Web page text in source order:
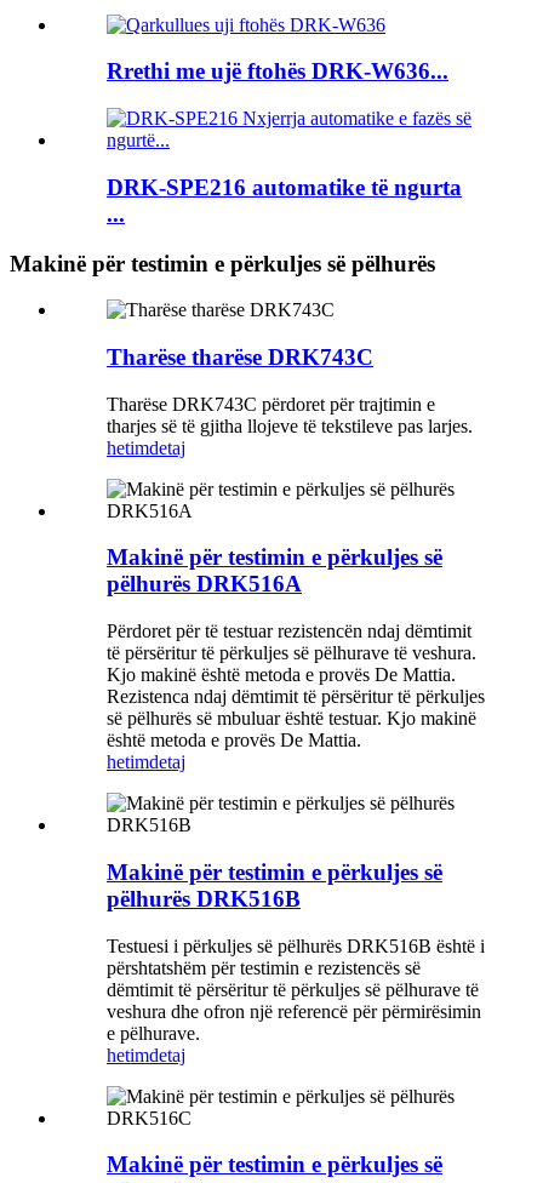
Rrethi me ujë ftohës DRK-W636...
DRK-SPE216 automatike të ngurta
...
Makinë për testimin e përkuljes së pëlhurës
Tharëse tharëse DRK743C
Tharëse DRK743C përdoret për trajtimin e
tharjes së të gjitha llojeve të tekstileve pas larjes.
hetimdetaj
Makinë për testimin e përkuljes së
pëlhurës DRK516A
Përdoret për të testuar rezistencën ndaj dëmtimit
të përsëritur të përkuljes së pëlhurave të veshura.
Kjo makinë është metoda e provës De Mattia.
Rezistenca ndaj dëmtimit të përsëritur të përkuljes
së pëlhurës së mbuluar është testuar. Kjo makinë
është metoda e provës De Mattia.
hetimdetaj
Makinë për testimin e përkuljes së
pëlhurës DRK516B
Testuesi i përkuljes së pëlhurës DRK516B është i
përshtatshëm për testimin e rezistencës së
dëmtimit të përsëritur të përkuljes së pëlhurave të
veshura dhe ofron një referencë për përmirësimin
e pëlhurave.
hetimdetaj
Makinë për testimin e përkuljes së